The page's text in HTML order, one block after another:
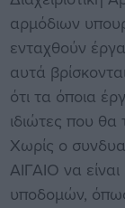
αρμόδιων
ενταχθούν
αυτά
ότι τα όποια
ιδιώτες που
Χωρίς ο
ΑΙΓΑΙΟ να
υποδομών,